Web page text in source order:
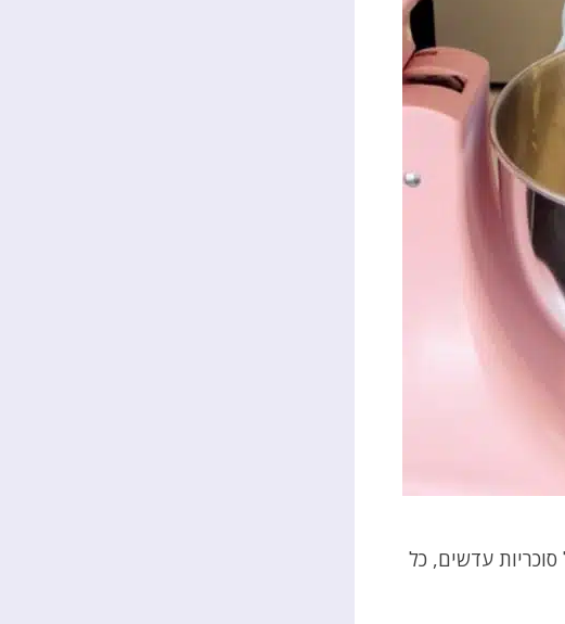
עדשים, כל